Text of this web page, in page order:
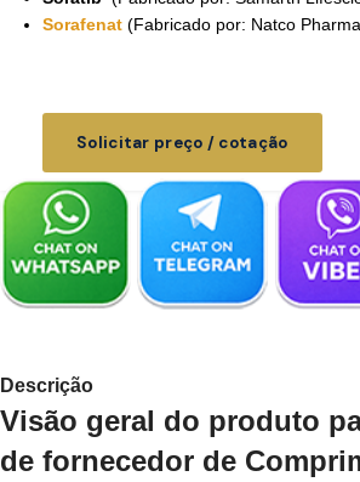
Sorafenat (Fabricado por: Natco
Solicitar preço / cotação
Descrição
Visão geral do produto
de fornecedor de